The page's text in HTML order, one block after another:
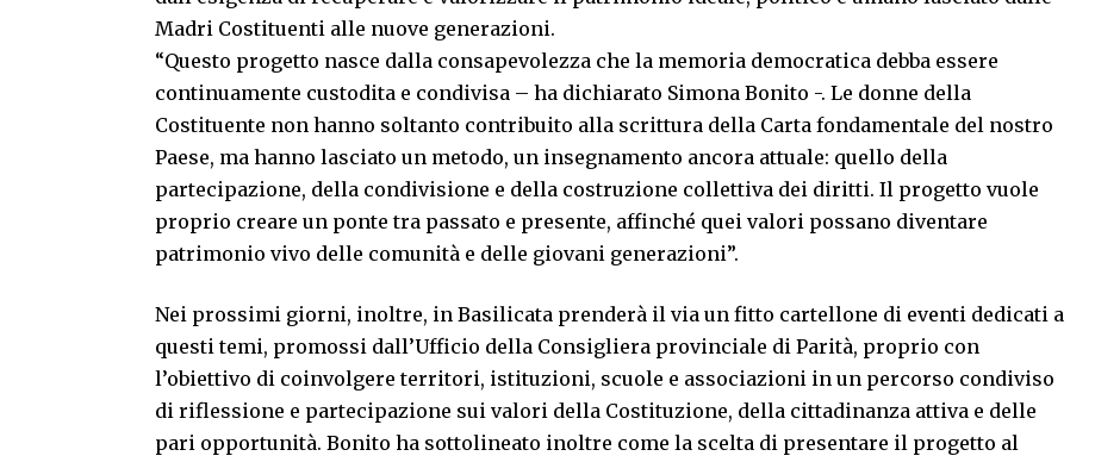
Madri Costituenti alle nuove generazioni.
“Questo progetto nasce dalla consapevolezza che la memoria democratica debba essere
continuamente custodita e condivisa – ha dichiarato Simona Bonito -. Le donne della
Costituente non hanno soltanto contribuito alla scrittura della Carta fondamentale del nostro
Paese, ma hanno lasciato un metodo, un insegnamento ancora attuale: quello della
partecipazione, della condivisione e della costruzione collettiva dei diritti. Il progetto vuole
proprio creare un ponte tra passato e presente, affinché quei valori possano diventare
patrimonio vivo delle comunità e delle giovani generazioni”.
Nei prossimi giorni, inoltre, in Basilicata prenderà il via un fitto cartellone di eventi dedicati a
questi temi, promossi dall’Ufficio della Consigliera provinciale di Parità, proprio con
l’obiettivo di coinvolgere territori, istituzioni, scuole e associazioni in un percorso condiviso
di riflessione e partecipazione sui valori della Costituzione, della cittadinanza attiva e delle
pari opportunità. Bonito ha sottolineato inoltre come la scelta di presentare il progetto al